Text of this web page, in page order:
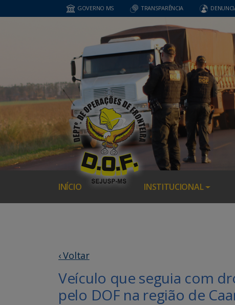
GOVERNO MS TRANSPARÊNCIA
INÍCIO INSTITUCIONAL
‹ Voltar
Veículo que seguia com
pelo DOF na região de